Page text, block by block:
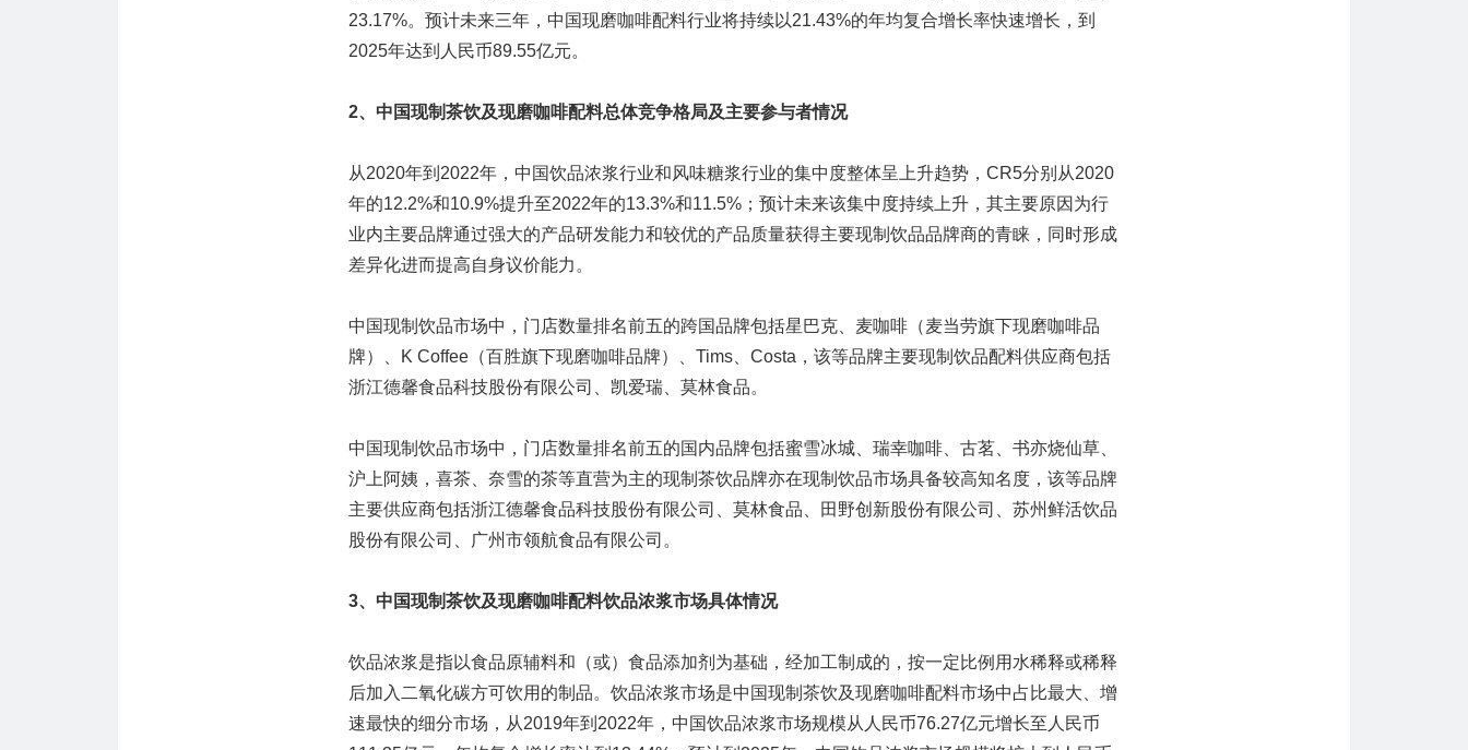
23.17%。预计未来三年，中国现磨咖啡配料行业将持续以21.43%的年均复合增长率快速增长，到
2025年达到人民币89.55亿元。
2、中国现制茶饮及现磨咖啡配料总体竞争格局及主要参与者情况
从2020年到2022年，中国饮品浓浆行业和风味糖浆行业的集中度整体呈上升趋势，CR5分别从2020
年的12.2%和10.9%提升至2022年的13.3%和11.5%；预计未来该集中度持续上升，其主要原因为行
业内主要品牌通过强大的产品研发能力和较优的产品质量获得主要现制饮品品牌商的青睐，同时形成
差异化进而提高自身议价能力。
中国现制饮品市场中，门店数量排名前五的跨国品牌包括星巴克、麦咖啡（麦当劳旗下现磨咖啡品
牌）、K Coffee（百胜旗下现磨咖啡品牌）、Tims、Costa，该等品牌主要现制饮品配料供应商包括
浙江德馨食品科技股份有限公司、凯爱瑞、莫林食品。
中国现制饮品市场中，门店数量排名前五的国内品牌包括蜜雪冰城、瑞幸咖啡、古茗、书亦烧仙草、
沪上阿姨，喜茶、奈雪的茶等直营为主的现制茶饮品牌亦在现制饮品市场具备较高知名度，该等品牌
主要供应商包括浙江德馨食品科技股份有限公司、莫林食品、田野创新股份有限公司、苏州鲜活饮品
股份有限公司、广州市领航食品有限公司。
3、中国现制茶饮及现磨咖啡配料饮品浓浆市场具体情况
饮品浓浆是指以食品原辅料和（或）食品添加剂为基础，经加工制成的，按一定比例用水稀释或稀释
后加入二氧化碳方可饮用的制品。饮品浓浆市场是中国现制茶饮及现磨咖啡配料市场中占比最大、增
速最快的细分市场，从2019年到2022年，中国饮品浓浆市场规模从人民币76.27亿元增长至人民币